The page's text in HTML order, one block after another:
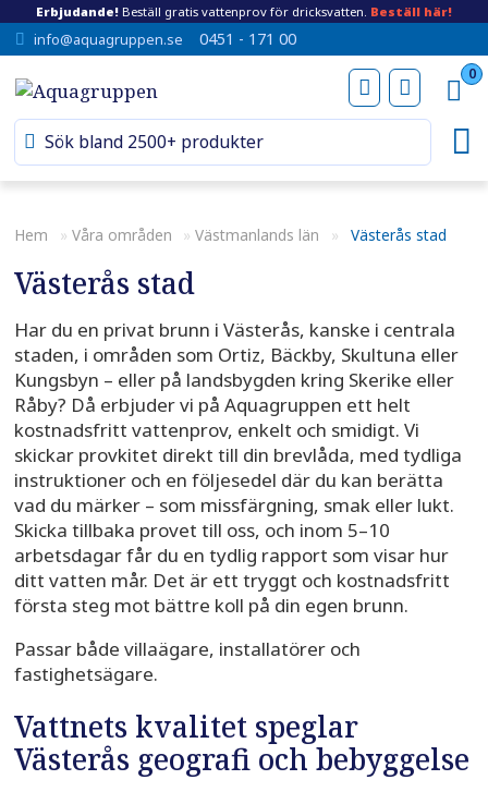
Erbjudande! Beställ gratis vattenprov för dricksvatten. Beställ här!
info@aquagruppen.se 0451 - 171 00
0
Hem » Våra områden »Västmanlands län » Västerås stad
Västerås stad
Har du en privat brunn i Västerås, kanske i centrala
staden, i områden som Ortiz, Bäckby, Skultuna eller
Kungsbyn – eller på landsbygden kring Skerike eller
Råby? Då erbjuder vi på Aquagruppen ett helt
kostnadsfritt vattenprov, enkelt och smidigt. Vi
skickar provkitet direkt till din brevlåda, med tydliga
instruktioner och en följesedel där du kan berätta
vad du märker – som missfärgning, smak eller lukt.
Skicka tillbaka provet till oss, och inom 5–10
arbetsdagar får du en tydlig rapport som visar hur
ditt vatten mår. Det är ett tryggt och kostnadsfritt
första steg mot bättre koll på din egen brunn.
Passar både villaägare, installatörer och
fastighetsägare.
Vattnets kvalitet speglar
Västerås geografi och bebyggelse